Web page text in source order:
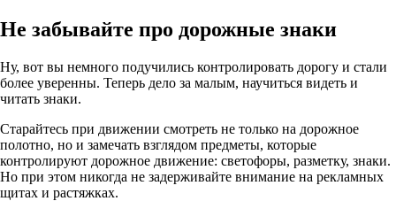
Не забывайте про дорожные знаки
Ну, вот вы немного подучились контролировать дорогу и стали
более уверенны. Теперь дело за малым, научиться видеть и
читать знаки.
Старайтесь при движении смотреть не только на дорожное
полотно, но и замечать взглядом предметы, которые
контролируют дорожное движение: светофоры, разметку, знаки.
Но при этом никогда не задерживайте внимание на рекламных
щитах и растяжках.